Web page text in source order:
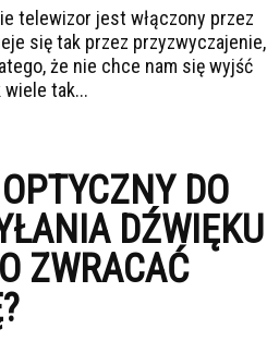
telewizor jest włączony przez
się tak przez przyzwyczajenie,
że nie chce nam się wyjść
wiele tak...
DO
DŹWIĘKU
ZWRACAĆ